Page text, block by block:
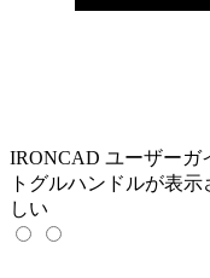
IRONCAD ユーザーガ
トグルハンドルが表
しい